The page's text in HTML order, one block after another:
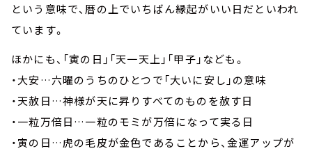
という意味で、暦の上でいちばん縁起がいい日だといわれ
ています。
ほかにも、「寅の日」「天一天上」「甲子」なども。
・大安…六曜のうちのひとつで「大いに安し」の意味
・天赦日…神様が天に昇りすべてのものを赦す日
・一粒万倍日…一粒のモミが万倍になって実る日
・寅の日…虎の毛皮が金色であることから、金運アップが